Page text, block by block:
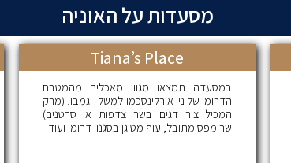
מסעדות על האוניה
Tiana’s Place
במסעדה תמצאו מגוון מאכלים מהמטבח
הדרומי של ניו אורלינסכמו למשל - גמבו, (מרק
המכיל ציר דגים בשר צדפות או סרטנים)
שרימפס מתובל, עוף מטוגן בסגנון דרומי ועוד